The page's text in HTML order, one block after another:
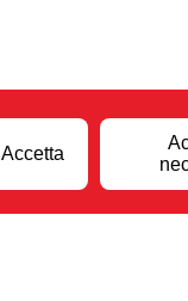
Accetta